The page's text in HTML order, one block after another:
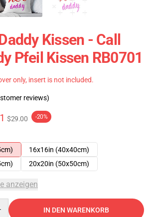
Kissen - Call
Pfeil Kissen RB0701
only, insert is not included.
reviews)
$29.00 -20%
16x16in (40x40cm)
20x20in (50x50cm)
anzeigen
IN DEN WARENKORB